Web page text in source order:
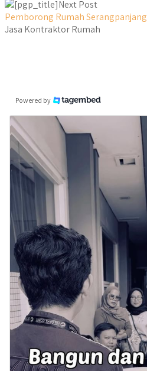
Next Post
Pemborong Rumah Serangpanjang
Jasa Kontraktor Rumah
Powered by